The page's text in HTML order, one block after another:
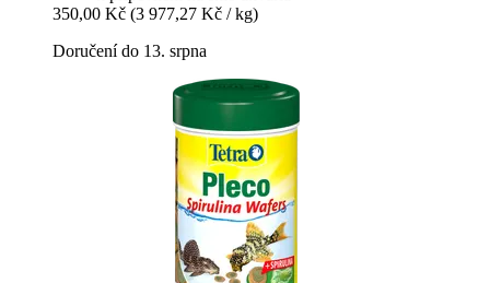
350,00 Kč (3 977,27 Kč / kg)
Doručení do 13. srpna